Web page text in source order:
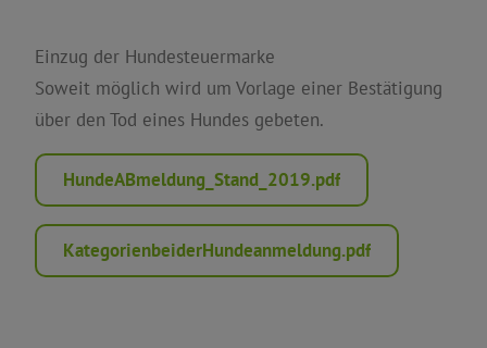
Bürgerbüro
Ehe, Familie & Partnerschaft
Ehrungen
Feldgeschworene
Einzug der Hundesteuermarke
Soweit möglich wird um Vorlage einer Bestätigung
über den Tod eines Hundes gebeten.
HundeABmeldung_Stand_2019.pdf
KategorienbeiderHundeanmeldung.pdf